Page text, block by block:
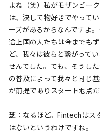
よね（笑）私がモザンビー
は、決して物好きでやって
ーズがあるからなんですよ
途上国の人たちは今までも
ど、我々は彼らと繋がって
せんでした。でも、そうし
の普及によって我々と同じ
が前提でありスタート地点だ
芝 ：なるほど。Fintechはス
はないというわけですね。